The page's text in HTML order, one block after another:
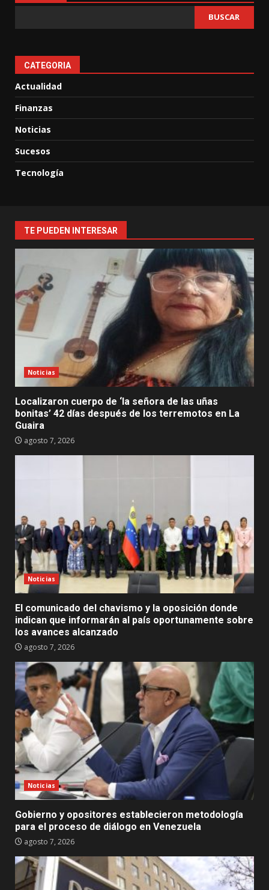
BUSCAR
CATEGORIA
Actualidad
Finanzas
Noticias
Sucesos
Tecnología
TE PUEDEN INTERESAR
Noticias
Localizaron cuerpo de ‘la señora de las uñas
bonitas’ 42 días después de los terremotos en La
Guaira
agosto 7, 2026
Noticias
El comunicado del chavismo y la oposición donde
indican que informarán al país oportunamente sobre
los avances alcanzado
agosto 7, 2026
Noticias
Gobierno y opositores establecieron metodología
para el proceso de diálogo en Venezuela
agosto 7, 2026